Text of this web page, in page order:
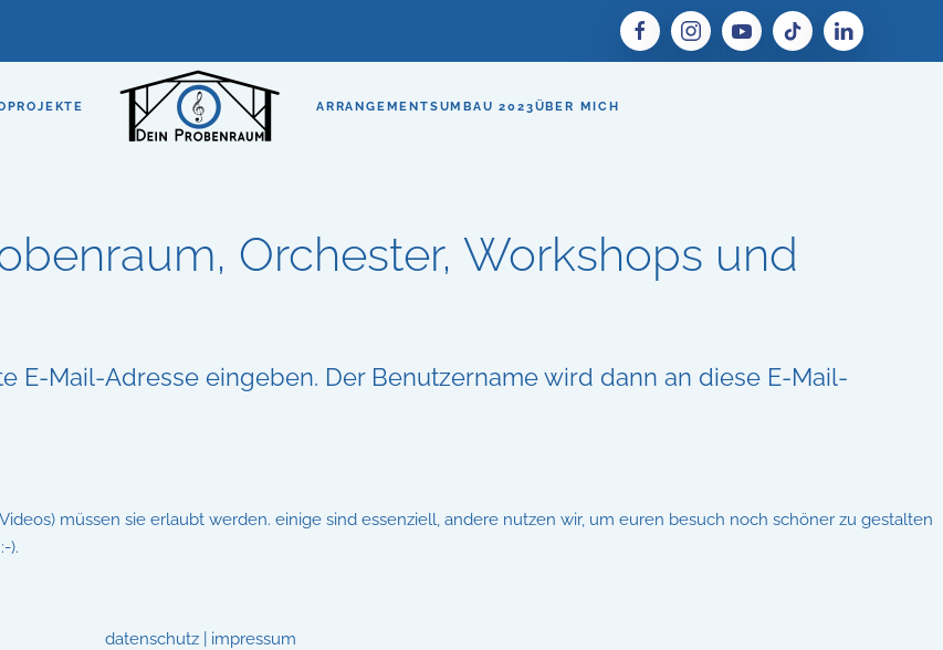
PROJEKTE ARRANGEMENTSUMBAU 2023ÜBER MICH
Orchester, Workshops und
E-Mail-Adresse eingeben. Der Benutzername wird dann an diese E-Mail-
müssen sie erlaubt werden. einige sind essenziell, andere nutzen wir, um euren besuch noch schöner zu gestalten
).
datenschutz| impressum